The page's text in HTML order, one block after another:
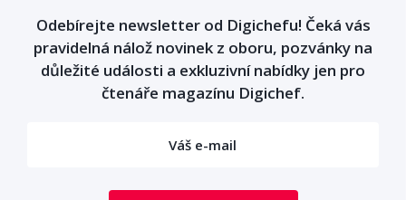
Odebírejte newsletter od Digichefu! Čeká vás
pravidelná nálož novinek z oboru, pozvánky na
důležité události a exkluzivní nabídky jen pro
čtenáře magazínu Digichef.